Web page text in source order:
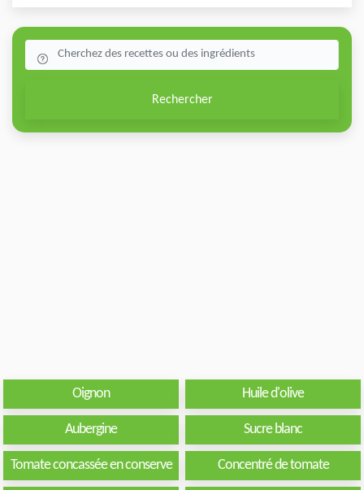
Rechercher
Oignon Huile d'olive
Aubergine Sucre blanc
Tomate concassée en conserve Concentré de tomate